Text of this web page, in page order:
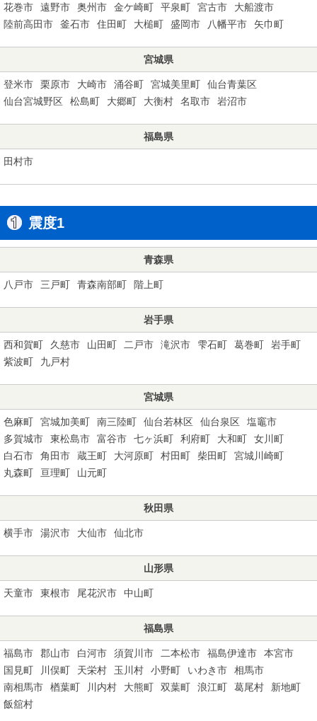
花巻市 遠野市 奥州市 金ケ崎町 平泉町 宮古市
大船渡市
陸前高田市
釜石市 住田町 大槌町 盛岡市 八幡平市 矢巾町
宮城県
登米市 栗原市 大崎市 涌谷町 宮城美里町
仙台青葉区
仙台宮城野区
松島町 大郷町 大衡村 名取市 岩沼市
福島県
田村市
震度1
青森県
八戸市 三戸町 青森南部町 階上町
岩手県
西和賀町 久慈市 山田町 二戸市 滝沢市 雫石町 葛巻町
岩手町
紫波町
九戸村
宮城県
色麻町 宮城加美町 南三陸町 仙台若林区 仙台泉区
塩竈市
多賀城市
東松島市 富谷市 七ヶ浜町 利府町 大和町
女川町
白石市
角田市 蔵王町 大河原町 村田町 柴田町
宮城川崎町
丸森町
亘理町 山元町
秋田県
横手市 湯沢市 大仙市 仙北市
山形県
天童市 東根市 尾花沢市 中山町
福島県
福島市 郡山市 白河市 須賀川市 二本松市 福島伊達市
本宮市
国見町
川俣町 天栄村 玉川村 小野町 いわき市
相馬市
南相馬市
楢葉町 川内村 大熊町 双葉町 浪江町 葛尾村
新地町
飯舘村